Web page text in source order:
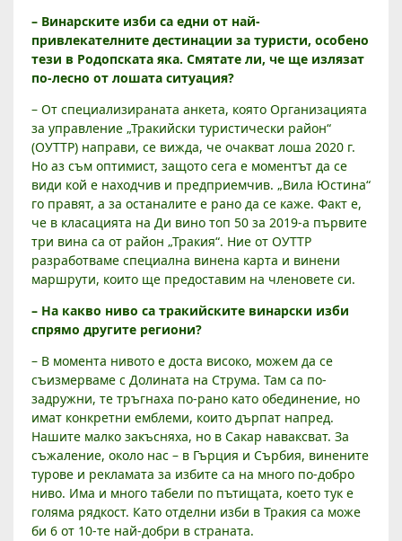
– Винарските изби са едни от най-
привлекателните дестинации за туристи, особено
тези в Родопската яка. Смятате ли, че ще излязат
по-лесно от лошата ситуация?
– От специализираната анкета, която Организацията
за управление „Тракийски туристически район“
(ОУТТР) направи, се вижда, че очакват лоша 2020 г.
Но аз съм оптимист, защото сега е моментът да се
види кой е находчив и предприемчив. „Вила Юстина“
го правят, а за останалите е рано да се каже. Факт е,
че в класацията на Ди вино топ 50 за 2019-а първите
три вина са от район „Тракия“. Ние от ОУТТР
разработваме специална винена карта и винени
маршрути, които ще предоставим на членовете си.
– На какво ниво са тракийските винарски изби
спрямо другите региони?
– В момента нивото е доста високо, можем да се
съизмерваме с Долината на Струма. Там са по-
задружни, те тръгнаха по-рано като обединение, но
имат конкретни емблеми, които дърпат напред.
Нашите малко закъсняха, но в Сакар наваксват. За
съжаление, около нас – в Гърция и Сърбия, винените
турове и рекламата за избите са на много по-добро
ниво. Има и много табели по пътищата, което тук е
голяма рядкост. Като отделни изби в Тракия са може
би 6 от 10-те най-добри в страната.